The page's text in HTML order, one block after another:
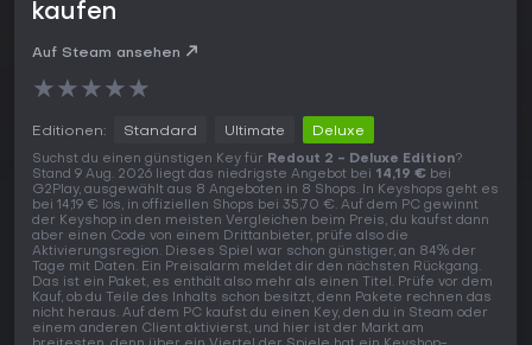
kaufen
Auf Steam ansehen
★★★★★
Editionen: Standard Ultimate Deluxe
Suchst du einen günstigen Key für Redout 2 - Deluxe Edition?
Stand 9 Aug. 2026 liegt das niedrigste Angebot bei 14,19 € bei
G2Play, ausgewählt aus 8 Angeboten in 8 Shops. In Keyshops geht es
bei 14,19 € los, in offiziellen Shops bei 35,70 €. Auf dem PC gewinnt
der Keyshop in den meisten Vergleichen beim Preis, du kaufst dann
aber einen Code von einem Drittanbieter, prüfe also die
Aktivierungsregion. Dieses Spiel war schon günstiger, an 84% der
Tage mit Daten. Ein Preisalarm meldet dir den nächsten Rückgang.
Das ist ein Paket, es enthält also mehr als einen Titel. Prüfe vor dem
Kauf, ob du Teile des Inhalts schon besitzt, denn Pakete rechnen das
nicht heraus. Auf dem PC kaufst du einen Key, den du in Steam oder
einem anderen Client aktivierst, und hier ist der Markt am